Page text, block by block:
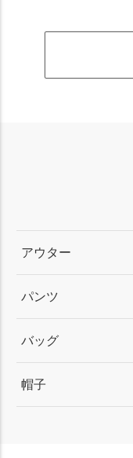
アウター
パンツ
バッグ
帽子